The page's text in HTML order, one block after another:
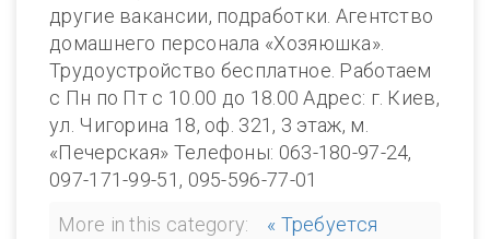
другие вакансии, подработки. Агентство
домашнего персонала «Хозяюшка».
Трудоустройство бесплатное. Работаем
с Пн по Пт с 10.00 до 18.00 Адрес: г. Киев,
ул. Чигорина 18, оф. 321, 3 этаж, м.
«Печерская» Телефоны: 063-180-97-24,
097-171-99-51, 095-596-77-01
More in this category:
« Требуется